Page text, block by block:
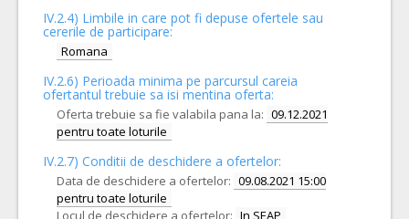
IV.2.4) Limbile in care pot fi depuse ofertele sau
cererile de participare:
Romana
IV.2.6) Perioada minima pe parcursul careia
ofertantul trebuie sa isi mentina oferta:
Oferta trebuie sa fie valabila pana la: 09.12.2021
pentru toate loturile
IV.2.7) Conditii de deschidere a ofertelor:
Data de deschidere a ofertelor: 09.08.2021 15:00
pentru toate loturile
Locul de deschidere a ofertelor: In SEAP